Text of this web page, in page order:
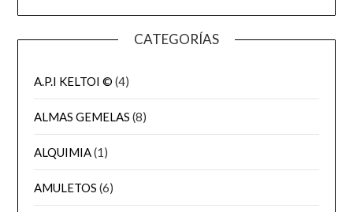
CATEGORÍAS
A.P.I KELTOI © (4)
ALMAS GEMELAS (8)
ALQUIMIA(1)
AMULETOS (6)